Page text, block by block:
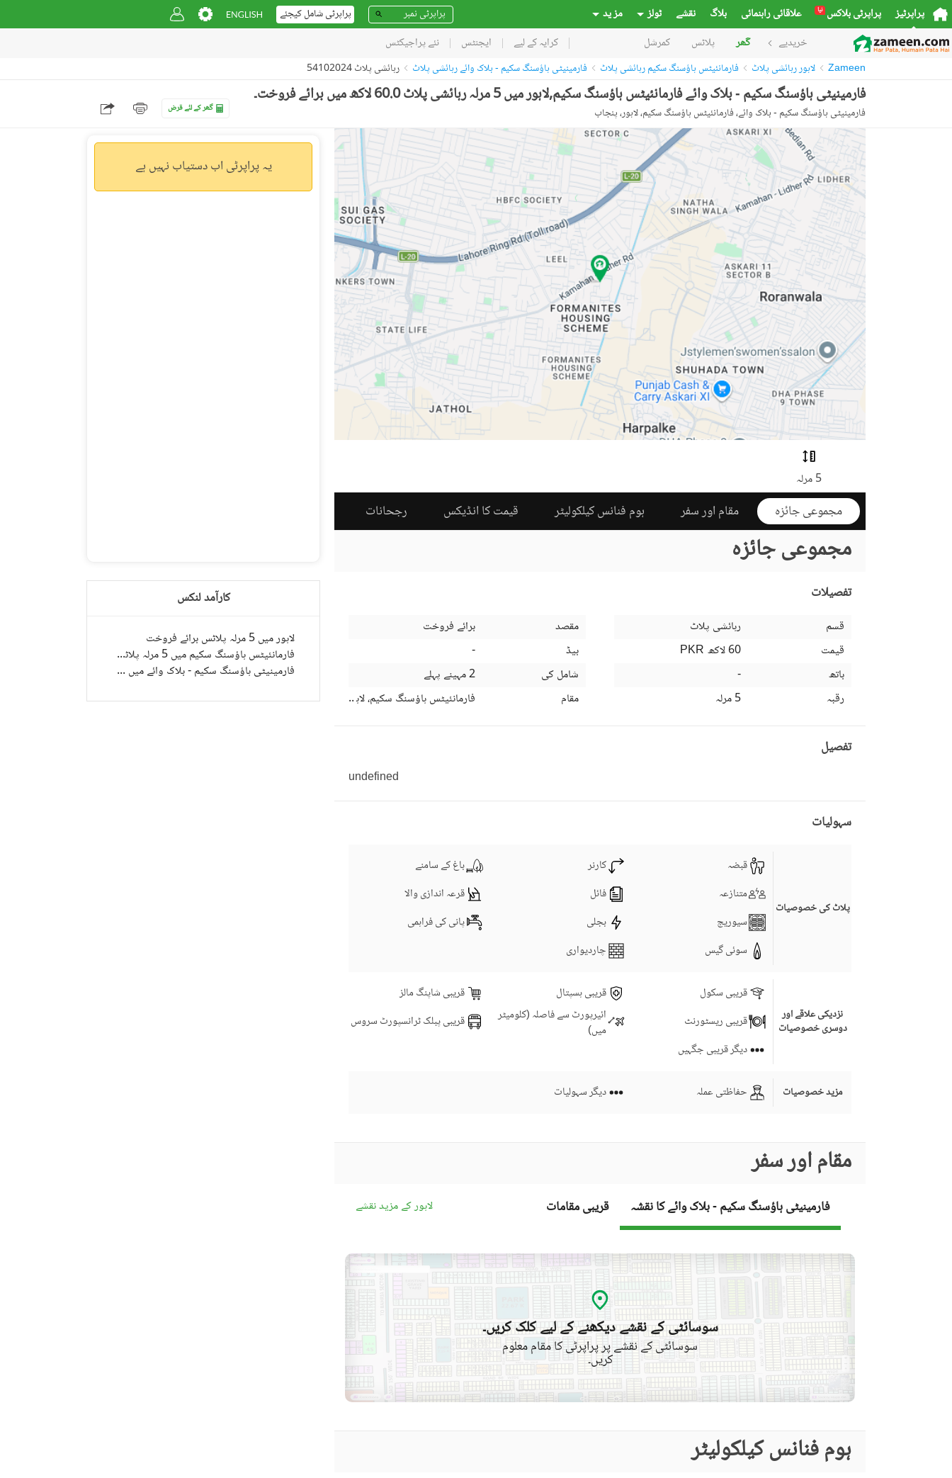
پراپرٹیز پراپرٹی بلاکس نیا علاقائی راہنمائی بلاگ نقشے ٹولز مز ید پراپرٹی شامل کیجئے
خریدیے گھر پلاٹس کمرشل کرایہ کے لیے ایجنٹس نئے پراجیکٹس
Zameen لاہور رہائشی پلاٹ فارمانئیٹس ہاؤسنگ سکیم رہائشی پلاٹ فارمینیٹی ہاؤسنگ سکیم - بلاک وائے رہائشی پلاٹ رہائشی پلاٹ 54102024
فارمینیٹی ہاؤسنگ سکیم - بلاک وائے فارمانئیٹس ہاؤسنگ سکیم,لاہور میں 5 مرلہ رہائشی پلاٹ 60.0 لاکھ میں برائے فروخت۔
فارمینیٹی ہاؤسنگ سکیم - بلاک وائے، فارمانئیٹس ہاؤسنگ سکیم، لاہور، پنجاب گھر کے لئے قرض
5 مرلہ
مجموعی جائزہ مقام اور سفر ہوم فنانس کیلکولیٹر قیمت کا انڈیکس رجحانات
مجموعی جائزہ
تفصیلات
قسم
رہائشی پلاٹ
قیمت
PKR
60 لاکھ
باتھ
-
رقبہ
5 مرلہ
مقصد
برائے فروخت
بیڈ
-
شامل کی
2 مہینے پہلے
مقام
فارمانئیٹس ہاؤسنگ سکیم، لاہور، پنجاب
تفصیل
undefined
سہولیات
پلاٹ کی خصوصیات
قبضہ کارنر
باغ کے سامنے
متنازعہ
فائل
قرعہ اندازی والا
سیوریج
بجلی
پانی کی فراہمی
سوئی گیس
چاردیواری
نزدیکی علاقے اور
دوسری خصوصیات
قریبی سکول قریبی ہسپتال
قریبی شاپنگ مالز
قریبی ریسٹورنٹ
ائیرپورٹ سے فاصلہ (کلومیٹر
میں)
قریبی پبلک ٹرانسپورٹ سروس
دیگر قریبی جگہیں
مزید خصوصیات حفاظتی عملہ دیگر سہولیات
مقام اور سفر
فارمینیٹی ہاؤسنگ سکیم - بلاک وائے کا نقشہ قریبی مقامات لاہور کے مزید نقشے
سوسائٹی کے نقشے دیکھنے کے لیے کلک کریں۔
سوسائٹی کے نقشے پر پراپرٹی کا مقام معلوم
کریں۔
ہوم فنانس کیلکولیٹر
یہ پراپرٹی اب دستیاب نہیں ہے
کارآمد لنکس
لاہور میں 5 مرلہ پلاٹس برائے فروخت
فارمانئیٹس ہاؤسنگ سکیم میں 5 مرلہ پلاٹس برائے فروخت
فارمینیٹی ہاؤسنگ سکیم - بلاک وائے میں 5 مرلہ پلاٹس برائے فروخت